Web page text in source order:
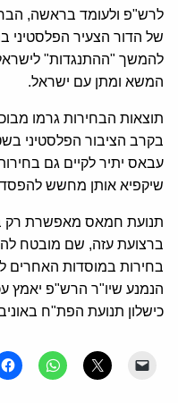
לרש"פ ולעומד בראשה,
של הדור הצעיר הפלסטיני
להמשך "ההתנגדות"
המשא ומתן עם ישראל.
תוצאות הבחירות גרמו
בקרב הציבור הפלסטיני
עבאס יתיר לקיים גם
שיקפיא אותן מחשש
תנועת חמאס מאפשרת רק
ברצועת עזה, שם מובטח
בחירות במוסדות האחרים
הנמנע שיו"ר הרש"פ יאמץ
כישלון תנועת הפת"ח